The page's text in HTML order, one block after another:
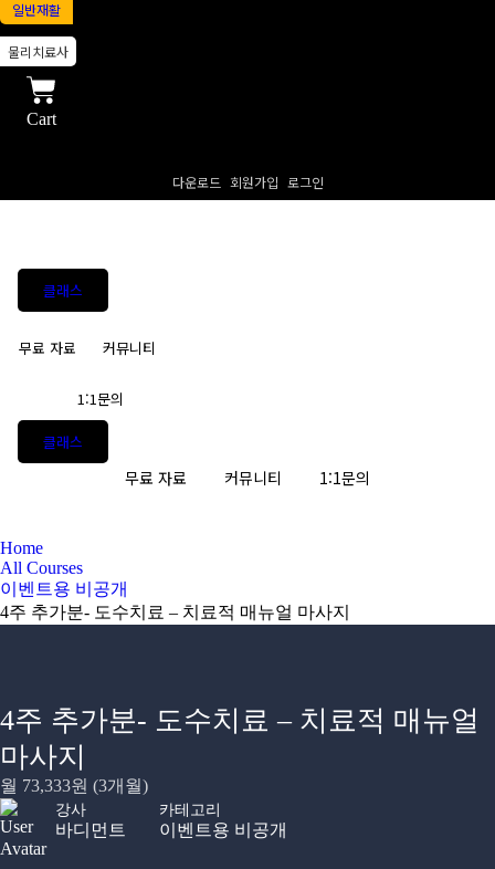
일반재활
물리치료사
Cart
다운로드 회원가입 로그인
클래스
무료 자료 커뮤니티
1:1문의
클래스
무료 자료 커뮤니티 1:1문의
Home
All Courses
이벤트용 비공개
4주 추가분- 도수치료 – 치료적 매뉴얼 마사지
4주 추가분- 도수치료 – 치료적 매뉴얼
마사지
월 73,333원 (3개월)
강사
바디먼트
카테고리
이벤트용 비공개